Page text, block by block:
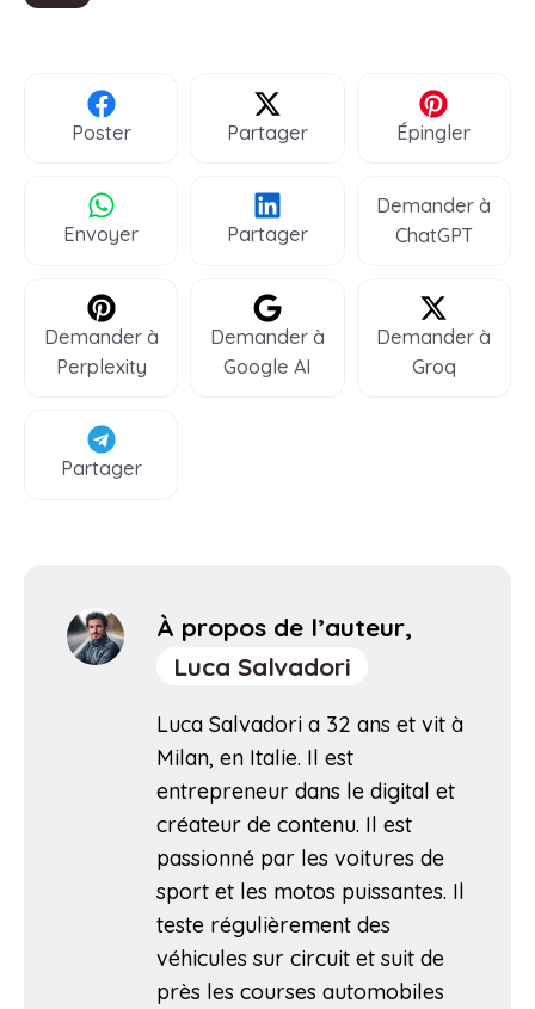
Poster Partager Épingler
Envoyer Partager
Demander à
ChatGPT
Demander à
Perplexity
Demander à
Google AI
Demander à
Groq
Partager
À propos de l’auteur,
Luca Salvadori
Luca Salvadori a 32 ans et vit à
Milan, en Italie. Il est
entrepreneur dans le digital et
créateur de contenu. Il est
passionné par les voitures de
sport et les motos puissantes. Il
teste régulièrement des
véhicules sur circuit et suit de
près les courses automobiles